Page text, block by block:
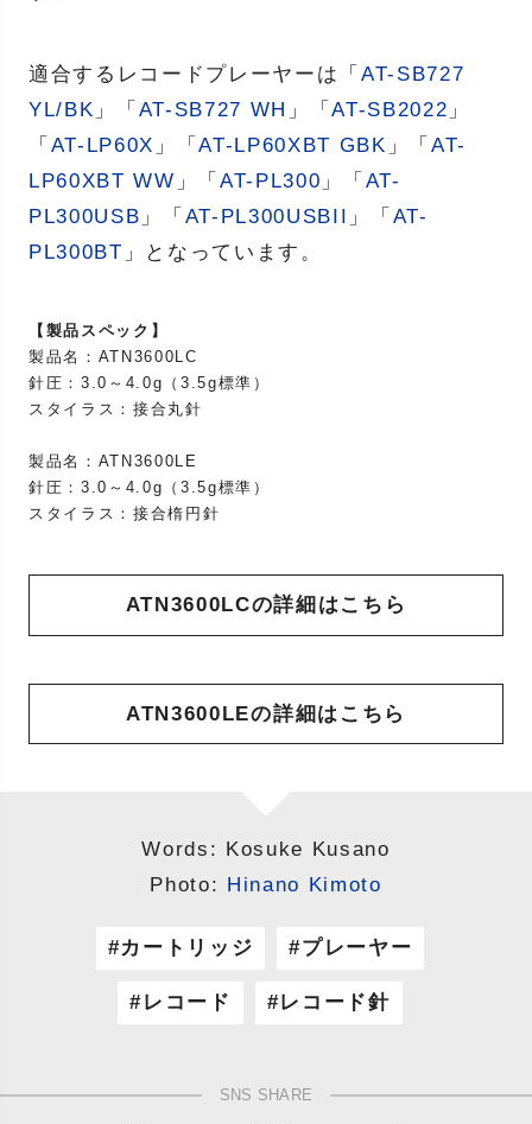
適合するレコードプレーヤーは「 AT-SB727
YL/BK 」「 AT-SB727 WH 」「AT-SB2022 」
「 AT-LP60X 」「AT-LP60XBT GBK 」「AT-
LP60XBT WW 」「 AT-PL300 」「 AT-
PL300USB 」「 AT-PL300USBII 」「 AT-
PL300BT 」となっています。
【製品スペック】
製品名：ATN3600LC
針圧：3.0～4.0g（3.5g標準）
スタイラス：接合丸針
製品名：ATN3600LE
針圧：3.0～4.0g（3.5g標準）
スタイラス：接合楕円針
ATN3600LCの詳細はこちら
ATN3600LEの詳細はこちら
Words: Kosuke Kusano
Photo:
Hinano Kimoto
カートリッジ プレーヤー
レコード レコード針
SNS SHARE